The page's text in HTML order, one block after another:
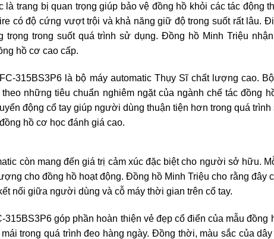
là trang bị quan trọng giúp bảo vệ đồng hồ khỏi các tác động
có độ cứng vượt trội và khả năng giữ độ trong suốt rất lâu.
trọng trong suốt quá trình sử dụng. Đồng hồ Minh Triệu
hồ cơ cao cấp.
315BS3P6 là bộ máy automatic Thụy Sĩ chất lượng cao.
những tiêu chuẩn nghiêm ngặt của ngành chế tác đồng
động cổ tay giúp người dùng thuận tiện hơn trong quá
hồ cơ học đánh giá cao.
còn mang đến giá trị cảm xúc đặc biệt cho người sở hữu.
cho đồng hồ hoạt động. Đồng hồ Minh Triệu cho rằng đây
nối giữa người dùng và cỗ máy thời gian trên cổ tay.
góp phần hoàn thiện vẻ đẹp cổ điển của mẫu đồng
trong quá trình đeo hàng ngày. Đồng thời, màu sắc của